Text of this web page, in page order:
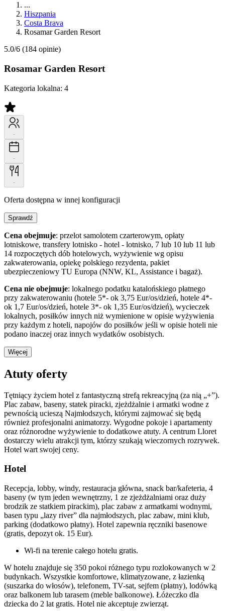
...
Hiszpania
Costa Brava
Rosamar Garden Resort
5.0/6 (184 opinie)
Rosamar Garden Resort
Kategoria lokalna: 4
-
-
-
Oferta dostępna w innej konfiguracji
Sprawdź
Cena obejmuje: przelot samolotem czarterowym, opłaty
lotniskowe, transfery lotnisko - hotel - lotnisko, 7 lub 10 lub 11 lub
14 rozpoczętych dób hotelowych, wyżywienie wg opisu
zakwaterowania, opiekę polskiego rezydenta, pakiet
ubezpieczeniowy TU Europa (NNW, KL, Assistance i bagaż).
Cena nie obejmuje: lokalnego podatku katalońskiego płatnego
przy zakwaterowaniu (hotele 5*- ok 3,75 Eur/os/dzień, hotele 4*-
ok 1,7 Eur/os/dzień, hotele 3*- ok 1,35 Eur/os/dzień), wycieczek
lokalnych, posiłków innych niż wymienione w opisie wyżywienia
przy każdym z hoteli, napojów do posiłków jeśli w opisie hoteli nie
podano inaczej oraz innych wydatków osobistych.
Więcej
Atuty oferty
Tętniący życiem hotel z fantastyczną strefą rekreacyjną (za nią „+”).
Plac zabaw, baseny, statek piracki, zjeżdżalnie i armatki wodne z
pewnością ucieszą Najmłodszych, którymi zajmować się będą
również profesjonalni animatorzy. Wygodne pokoje i apartamenty
oraz różnorodne wyżywienie to dodatkowe atuty. A centrum Lloret
dostarczy wielu atrakcji tym, którzy szukają wieczornych rozrywek.
Hotel wart swojej ceny.
Hotel
Recepcja, lobby, windy, restauracja główna, snack bar/kafeteria, 4
baseny (w tym jeden wewnętrzny, 1 ze zjeżdżalniami oraz duży
brodzik ze statkiem pirackim), plac zabaw z armatkami wodnymi,
basen typu „lazy river” dla najmłodszych, plac zabaw, mini klub,
parking (dodatkowo płatny). Hotel zapewnia ręczniki basenowe
(gratis, depozyt ok. 15 Eur).
Wi-fi na terenie całego hotelu gratis.
W hotelu znajduje się 350 pokoi różnego typu rozlokowanych w 2
budynkach. Wszystkie komfortowe, klimatyzowane, z łazienką
(suszarka do włosów), telefonem, TV-sat, sejfem (płatny), lodówką
oraz balkonem lub tarasem (meble balkonowe). Łóżeczko dla
dziecka do 2 lat gratis. Hotel nie akceptuje zwierząt.